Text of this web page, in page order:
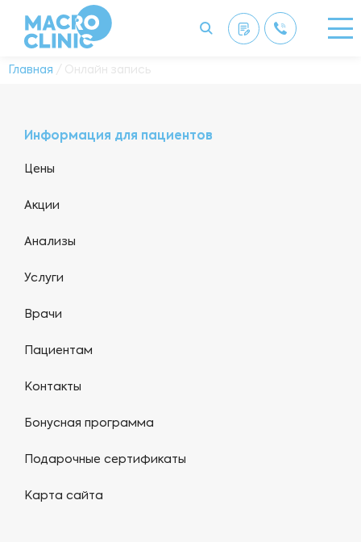
Главная / Онлайн запись
Информация для пациентов
Цены
Акции
Анализы
Услуги
Врачи
Пациентам
Контакты
Бонусная программа
Подарочные сертификаты
Карта сайта